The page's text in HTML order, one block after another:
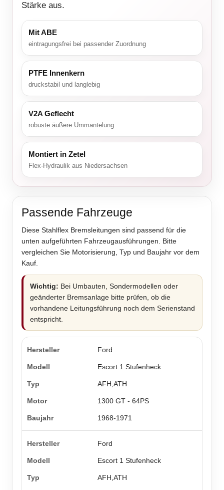
Stärke aus.
Mit ABE
eintragungsfrei bei passender Zuordnung
PTFE Innenkern
druckstabil und langlebig
V2A Geflecht
robuste äußere Ummantelung
Montiert in Zetel
Flex-Hydraulik aus Niedersachsen
Passende Fahrzeuge
Diese Stahlflex Bremsleitungen sind passend für die
unten aufgeführten Fahrzeugausführungen. Bitte
vergleichen Sie Motorisierung, Typ und Baujahr vor dem
Kauf.
Wichtig: Bei Umbauten, Sondermodellen oder
geänderter Bremsanlage bitte prüfen, ob die
vorhandene Leitungsführung noch dem Serienstand
entspricht.
Ford
Escort 1 Stufenheck
AFH,ATH
1300 GT - 64PS
1968-1971
Ford
Escort 1 Stufenheck
AFH,ATH